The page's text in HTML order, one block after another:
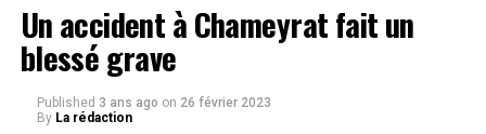
Un accident à Chameyrat fait un
blessé grave
Published 3 ans ago on 26 février 2023
By La rédaction